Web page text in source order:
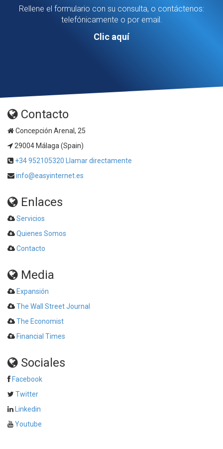
Rellene el formulario con su consulta, o contáctenos:
telefónicamente o por email.
Clic aquí
Contacto
Concepción Arenal, 25
29004 Málaga (Spain)
+34 952105320 Llamar directamente
info@easyinternet.es
Enlaces
Servicios
Quienes Somos
Contacto
Media
Expansión
The Wall Street Journal
The Economist
Financial Times
Sociales
Facebook
Twitter
Linkedin
Youtube